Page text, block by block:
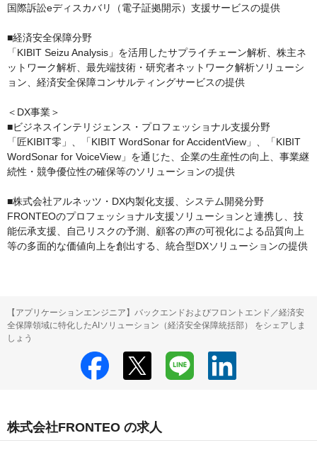
国際訴訟eディスカバリ（電子証拠開示）支援サービスの提供
■経済安全保障分野
「KIBIT Seizu Analysis」を活用したサプライチェーン解析、株主ネ
ットワーク解析、最先端技術・研究者ネットワーク解析ソリューシ
ョン、経済安全保障コンサルティングサービスの提供
＜DX事業＞
■ビジネスインテリジェンス・プロフェッショナル支援分野
「匠KIBIT零」、「KIBIT WordSonar for AccidentView」、「KIBIT
WordSonar for VoiceView」を通じた、企業の生産性の向上、事業継
続性・競争優位性の確保等のソリューションの提供
■株式会社アルネッツ・DX内製化支援、システム開発分野
FRONTEOのプロフェッショナル支援ソリューションと連携し、技
能伝承支援、自己リスクの予測、顧客の声の可視化による品質向上
等の多面的な価値向上を創出する、統合型DXソリューションの提供
【アプリケーションエンジニア】バックエンドおよびフロントエンド／経済安
全保障領域に特化したAIソリューション（経済安全保障統括部） をシェアしま
しょう
株式会社FRONTEO の求人